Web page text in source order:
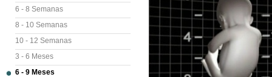
6 - 8 Semanas
8 - 10 Semanas
10 - 12 Semanas
3 - 6 Meses
6 - 9 Meses